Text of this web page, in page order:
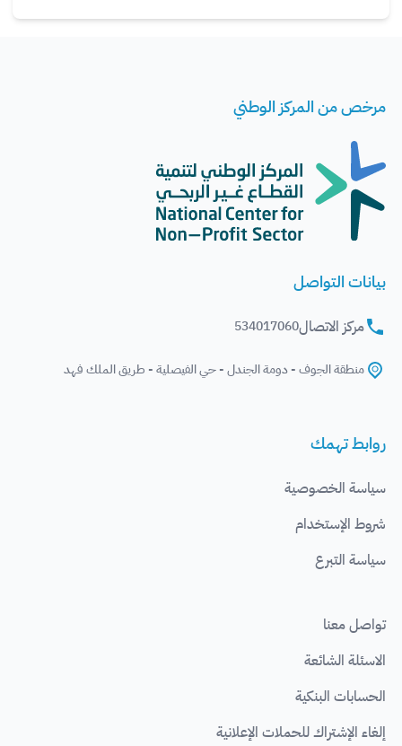
مرخص من المركز الوطني
بيانات التواصل
مركز الاتصال534017060
منطقة الجوف - دومة الجندل - حي الفيصلية - طريق الملك فهد
روابط تهمك
سياسة الخصوصية
شروط الإستخدام
سياسة التبرع
تواصل معنا
الاسئلة الشائعة
الحسابات البنكية
إلغاء الإشتراك للحملات الإعلانية